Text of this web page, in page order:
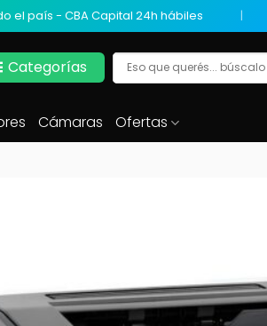
el país - CBA Capital 24h hábiles
Categorías
Cámaras Ofertas